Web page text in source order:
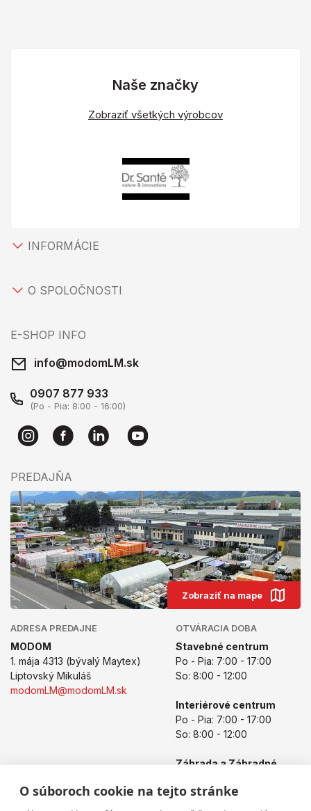
O súboroch cookie na tejto stránke
Naše značky
Zobraziť všetkých výrobcov
INFORMÁCIE
O SPOLOČNOSTI
E-SHOP INFO
info@modomLM.sk
0907 877 933
(Po - Pia: 8:00 - 16:00)
PREDAJŇA
Zobraziť na mape
ADRESA PREDAJNE
MODOM
1. mája 4313 (bývalý Maytex)
Liptovský Mikuláš
modomLM@modomLM.sk
OTVÁRACIA DOBA
Stavebné centrum
Po - Pia: 7:00 - 17:00
So: 8:00 - 12:00
Interiérové centrum
Po - Pia: 7:00 - 17:00
So: 8:00 - 12:00
Záhrada a Záhradné
Po - Pia: 8:00 - 17:00
So: 8:00 - 12:00